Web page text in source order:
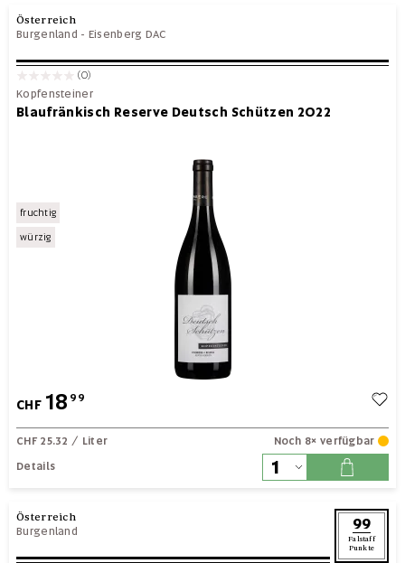
Österreich
Burgenland - Eisenberg DAC
(0)
Kopfensteiner
Blaufränkisch Reserve Deutsch Schützen 2022
fruchtig
würzig
CHF 18 99
CHF 25.32 / Liter
Noch 8× verfügbar
Details
Österreich
Burgenland 99
Falstaff
Punkte